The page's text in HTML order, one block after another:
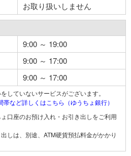
お取り扱いしません
9:00 ～ 19:00
9:00 ～ 17:00
9:00 ～ 17:00
していないサービスがございます。
など詳しくはこちら（ゆうちょ銀行）
口座のお預け入れ・お引き出しをご利用
しは、別途、ATM硬貨預払料金がかかり